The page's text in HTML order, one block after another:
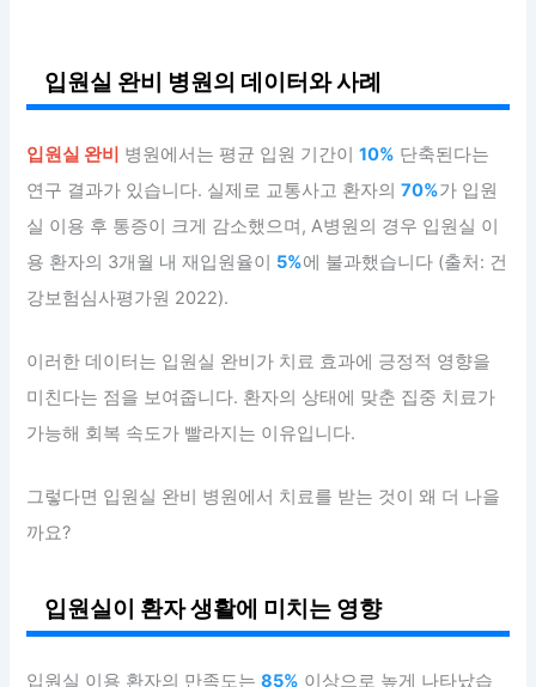
입원실 완비 병원의 데이터와 사례
입원실 완비 병원에서는 평균 입원 기간이10% 단축된다는
연구 결과가 있습니다. 실제로 교통사고 환자의70%가 입원
실 이용 후 통증이 크게 감소했으며, A병원의 경우 입원실 이
용 환자의 3개월 내 재입원율이 5%에 불과했습니다 (출처: 건
강보험심사평가원 2022).
이러한 데이터는 입원실 완비가 치료 효과에 긍정적 영향을
미친다는 점을 보여줍니다. 환자의 상태에 맞춘 집중 치료가
가능해 회복 속도가 빨라지는 이유입니다.
그렇다면 입원실 완비 병원에서 치료를 받는 것이 왜 더 나을
까요?
입원실이 환자 생활에 미치는 영향
입원실 이용 환자의 만족도는85% 이상으로 높게 나타났습